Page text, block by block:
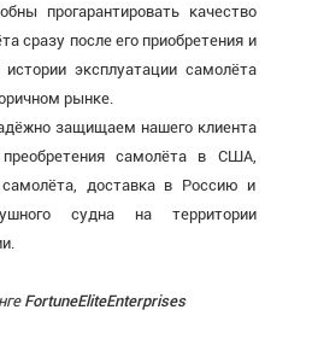
прогарантировать качество
сразу после его приобретения и
эксплуатации самолёта
рынке.
защищаем нашего клиента
самолёта в США,
самолёта, доставка в Россию и
судна на территории
FortuneEliteEnterprises